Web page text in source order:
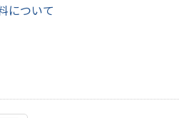
について